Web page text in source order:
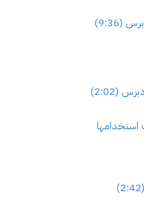
(9:36)
(2:02)